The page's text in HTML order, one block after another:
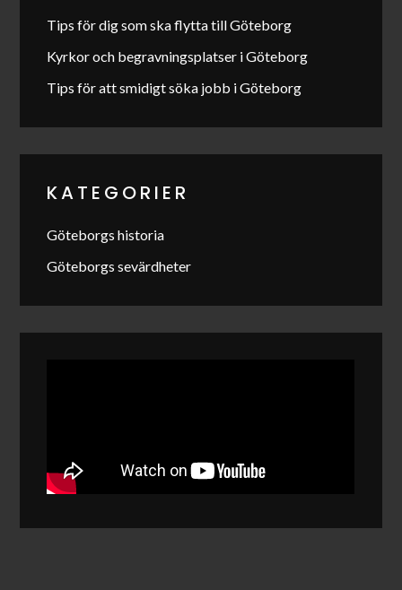
Tips för dig som ska flytta till Göteborg
Kyrkor och begravningsplatser i Göteborg
Tips för att smidigt söka jobb i Göteborg
KATEGORIER
Göteborgs historia
Göteborgs sevärdheter